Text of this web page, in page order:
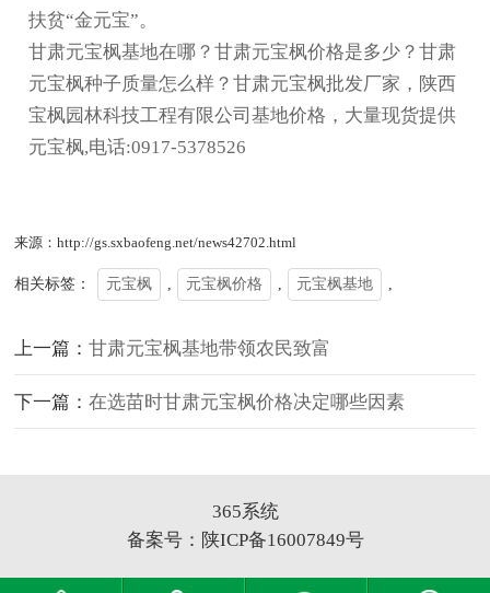
扶贫“金元宝”。
甘肃元宝枫基地在哪？甘肃元宝枫价格是多少？甘肃
元宝枫种子质量怎么样？甘肃元宝枫批发厂家，陕西
宝枫园林科技工程有限公司基地价格，大量现货提供
元宝枫,电话:0917-5378526
来源：http://gs.sxbaofeng.net/news42702.html
相关标签： 元宝枫 元宝枫价格 元宝枫基地
上一篇：甘肃元宝枫基地带领农民致富
下一篇：在选苗时甘肃元宝枫价格决定哪些因素
365系统
备案号： 陕ICP备16007849号